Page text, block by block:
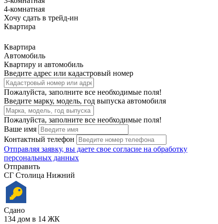
4-комнатная
Хочу сдать в трейд-ин
Квартира
Квартира
Автомобиль
Квартиру и автомобиль
Введите адрес или кадастровый номер
Пожалуйста, заполните все необходимые поля!
Введите марку, модель, год выпуска автомобиля
Пожалуйста, заполните все необходимые поля!
Ваше имя
Контактный телефон
Отправляя заявку, вы даете свое согласие на обработку
персональных данных
Отправить
СГ Столица Нижний
Сдано
134 дом в 14 ЖК